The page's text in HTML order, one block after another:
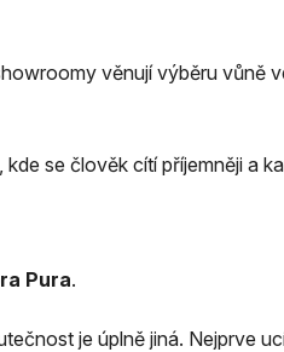
věnují výběru
se člověk cítí příjemněji a
Pura.
je úplně jiná. Nejprve